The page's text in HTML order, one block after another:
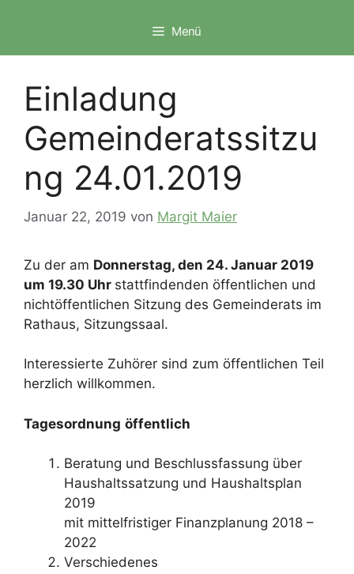
Menü
Einladung
Gemeinderatssitzu
ng 24.01.2019
Januar 22, 2019 von Margit Maier
Zu der am Donnerstag, den 24. Januar 2019
um 19.30 Uhr stattfindenden öffentlichen und
nichtöffentlichen Sitzung des Gemeinderats im
Rathaus, Sitzungssaal.
Interessierte Zuhörer sind zum öffentlichen Teil
herzlich willkommen.
Tagesordnung öffentlich
Beratung und Beschlussfassung über
Haushaltssatzung und Haushaltsplan
2019
mit mittelfristiger Finanzplanung 2018 –
2022
Verschiedenes